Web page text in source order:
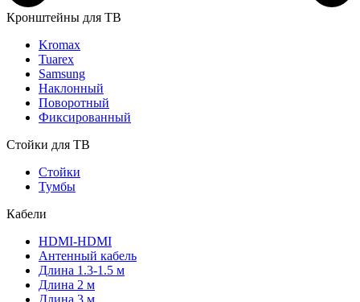
Кронштейны для ТВ
Kromax
Tuarex
Samsung
Наклонный
Поворотный
Фиксированный
Стойки для ТВ
Стойки
Тумбы
Кабели
HDMI-HDMI
Антенный кабель
Длина 1.3-1.5 м
Длина 2 м
Длина 3 м